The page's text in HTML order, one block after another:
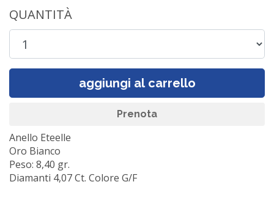
QUANTITÀ
aggiungi al carrello
Prenota
Anello Eteelle
Oro Bianco
Peso: 8,40 gr.
Diamanti 4,07 Ct. Colore G/F